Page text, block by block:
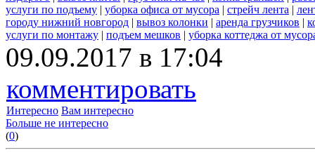
услуги по подъему | уборка офиса от мусора | стрейч лента |
городу нижний новгород | вывоз колонки | аренда грузчиков |
услуги по монтажу | подъем мешков | уборка коттеджа от
09.09.2017 в 17:04
комментировать
Интересно Вам интересно
Больше не интересно
(0)